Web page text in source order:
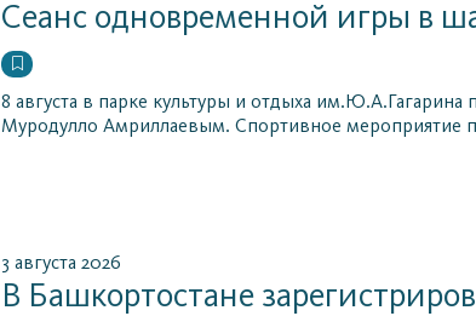
Сеанс одновременной игры в
8 августа в парке культуры и отдыха
Муродулло Амриллаевым. Спортивное мероприятие
3 августа 2026
В Башкортостане